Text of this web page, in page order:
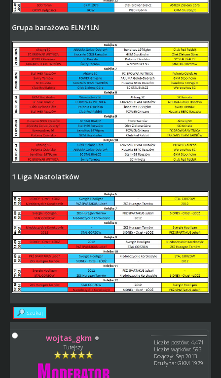
Grupa barażowa ELN/1LN
1 Liga Nastolatków
Szukaj
wojtas_gkm
Tutejszy
Liczba postów: 4,471
Liczba wątków: 593
Dołączył: Sep 2013
Drużyna: GKM 1979